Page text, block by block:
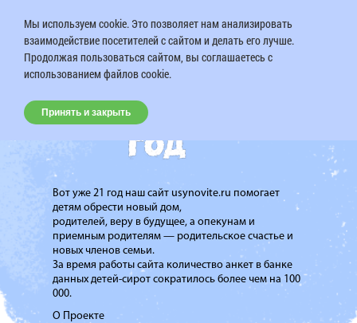
Вот уже 21 год наш сайт usynovite.ru помогает
детям обрести новый дом,
родителей, веру в будущее, а опекунам и
приемным родителям — родительское счастье и
новых членов семьи.
За время работы сайта количество анкет в банке
данных детей-сирот сократилось более чем на 100
000.
О Проекте
Мы используем cookie. Это позволяет нам анализировать
взаимодействие посетителей с сайтом и делать его лучше.
Продолжая пользоваться сайтом, вы соглашаетесь с
использованием файлов cookie.
Принять и закрыть